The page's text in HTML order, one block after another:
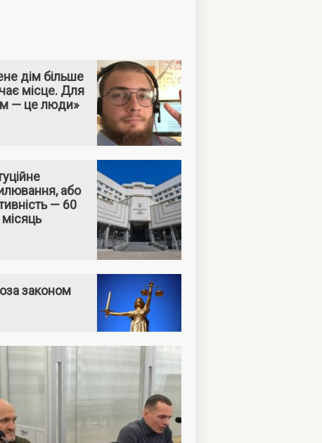
дім більше
місце. Для
— це люди»
або
— 60
місяць
законом